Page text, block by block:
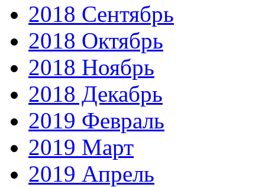
2018 Сентябрь
2018 Октябрь
2018 Ноябрь
2018 Декабрь
2019 Февраль
2019 Март
2019 Апрель